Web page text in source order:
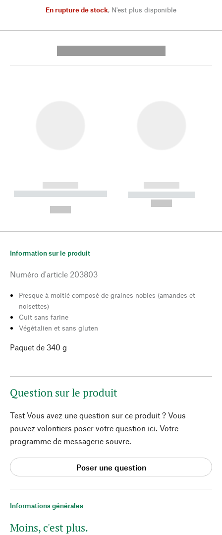
En rupture de stock, N'est plus disponible
------------
----------- ----------- --------
------------
----------- -----------
Informations générales
Moins, c'est plus.
Information sur le produit
Numéro d'article 203803
Presque à moitié composé de graines nobles (amandes et
noisettes)
Cuit sans farine
Végétalien et sans gluten
Paquet de 340 g
Question sur le produit
Test Vous avez une question sur ce produit ? Vous
pouvez volontiers poser votre question ici. Votre
programme de messagerie souvre.
Poser une question